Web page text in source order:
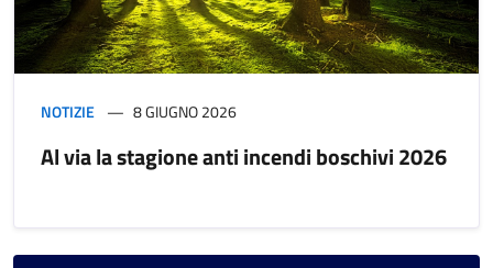
NOTIZIE 8 GIUGNO 2026
Al via la stagione anti incendi boschivi 2026